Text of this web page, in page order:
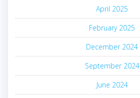
April 2025
February 2025
December 2024
September 2024
June 2024